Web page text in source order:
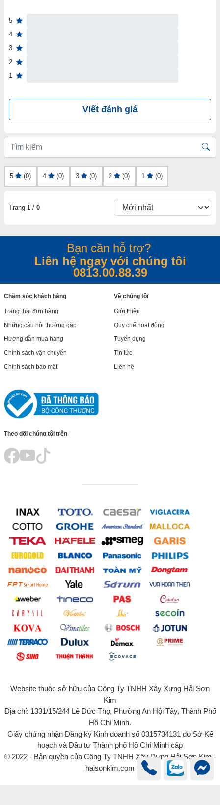
5
4
3
2
1
Viết đánh giá
5 (0) 4 (0) 3 (0) 2 (0) 1 (0)
Trang 1 / 0
Bạn cần hỗ trợ?
Liên hệ ngay với chúng tôi
0813.00.88.39
Chăm sóc khách hàng
Trạng thái đơn hàng
Những câu hỏi thường gặp
Hướng dẫn mua hàng
Chính sách vận chuyển
Chính sách bảo mật
Về chúng tôi
Giới thiệu
Quy chế hoạt động
Tuyển dụng
Tin tức
Liên hệ
Theo dõi chúng tôi trên
Website thuộc sở hữu của Công Ty TNHH Xây Xựng Hải Sơn
Kim
Địa chỉ: 1331/15/244 Lê Đức Thọ, Phường An Hội Tây, Thành Phố
Hồ Chí Minh.
Giấy chứng nhận Đăng ký Kinh doanh số 0315734131 do Sở Kế
hoạch và Đầu tư Thành phố Hồ Chí Minh cấp
© 2022 - Bản quyền của Công Ty TNHH Xây Dựng Hải Sơn Kim -
haisonkim.com